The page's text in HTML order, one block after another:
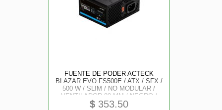
FUENTE DE PODER ACTECK
BLAZAR EVO FS500E / ATX / SFX /
500 W / SLIM / NO MODULAR /
VENTILADOR 80 MM / NEGRO /
ES-05002E
$ 353.50